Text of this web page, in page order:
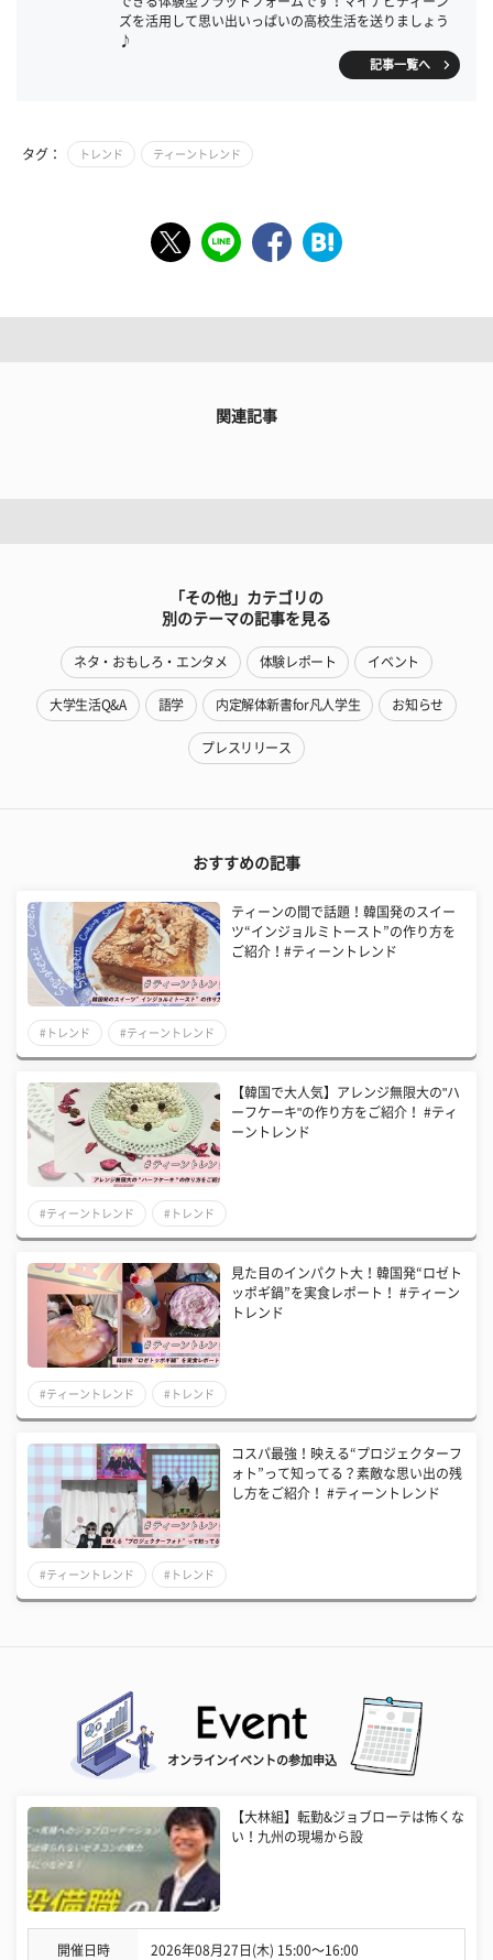
ズを活用して思い出いっぱいの高校生活を送りましょう
♪
記事一覧へ
タグ： トレンド ティーントレンド
関連記事
「その他」カテゴリの
別のテーマの記事を見る
ネタ・おもしろ・エンタメ 体験レポート イベント
大学生活Q&A 語学 内定解体新書for凡人学生 お知らせ
プレスリリース
おすすめの記事
ティーンの間で話題！韓国発のスイー
ツ“インジョルミトースト”の作り方を
ご紹介！#ティーントレンド
#トレンド #ティーントレンド
【韓国で大人気】アレンジ無限大の"ハ
ーフケーキ"の作り方をご紹介！ #ティ
ーントレンド
#ティーントレンド #トレンド
見た目のインパクト大！韓国発“ロゼト
ッポギ鍋”を実食レポート！ #ティーン
トレンド
#ティーントレンド #トレンド
コスパ最強！映える“プロジェクターフ
ォト”って知ってる？素敵な思い出の残
し方をご紹介！ #ティーントレンド
#ティーントレンド #トレンド
オンラインイベントの参加申込
【大林組】転勤&ジョブローテは怖くな
い！九州の現場から設
開催日時 2026年08月27日(木) 15:00〜16:00